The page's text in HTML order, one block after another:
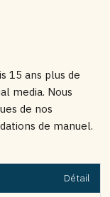
15 ans plus de
media. Nous
de nos
de manuel.
Détail